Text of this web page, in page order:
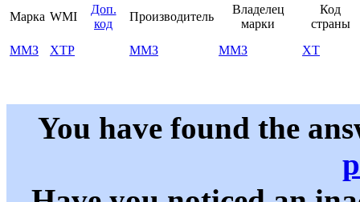
Марка WMI
Доп.
код
Производитель
Владелец
марки
Код
страны
ММЗ
XTP ММЗ ММЗ XT
You have found the